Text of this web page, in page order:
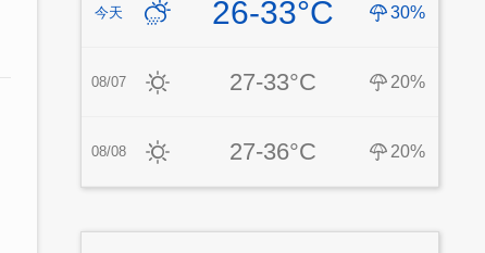
今天 26-33°C 30%
08/07 27-33°C 20%
08/08 27-36°C 20%